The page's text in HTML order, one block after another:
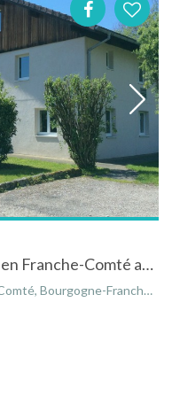
Gîte à Vuillafans dans le Doubs en Franche-Comté au coeur de la Vallée de la Loue
Franche-Comté, France